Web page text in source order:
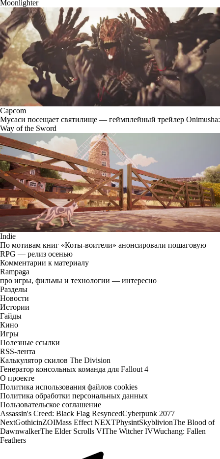
Moonlighter
Capcom
Мусаси посещает святилище — геймплейный трейлер Onimusha:
Way of the Sword
Indie
По мотивам книг «Коты-воители» анонсировали пошаговую
RPG — релиз осенью
Комментарии к материалу
Rampaga
про игры, фильмы и технологии — интересно
Разделы
Новости
Истории
Гайды
Кино
Игры
Полезные ссылки
RSS-лента
Калькулятор скилов The Division
Генератор консольных команда для Fallout 4
О проекте
Политика использования файлов cookies
Политика обработки персональных данных
Пользовательское соглашение
Assassin's Creed: Black Flag ResyncedCyberpunk 2077
NextGothicinZOIMass Effect NEXTPhysintSkyblivionThe Blood of
DawnwalkerThe Elder Scrolls VIThe Witcher IVWuchang: Fallen
Feathers